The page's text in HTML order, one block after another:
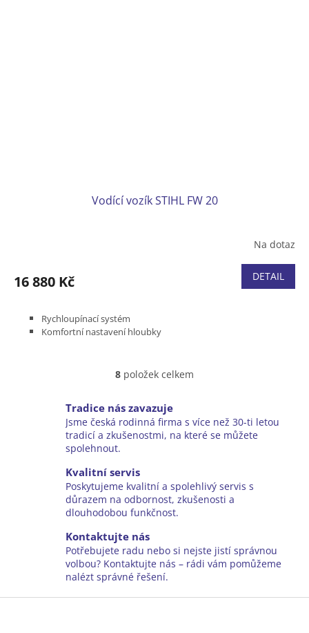
Vodící vozík STIHL FW 20
Na dotaz
16 880 Kč DETAIL
Rychloupínací systém
Komfortní nastavení hloubky
O
l
á
d
p
r
v
v
ý
p
s
8 položek celkem
Tradice nás zavazuje
Jsme česká rodinná firma s více než 30-ti letou
tradicí a zkušenostmi, na které se můžete
spolehnout.
Kvalitní servis
Poskytujeme kvalitní a spolehlivý servis s
důrazem na odbornost, zkušenosti a
dlouhodobou funkčnost.
Kontaktujte nás
Potřebujete radu nebo si nejste jistí správnou
volbou? Kontaktujte nás – rádi vám pomůžeme
nalézt správné řešení.
Z